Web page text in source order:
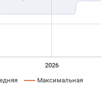
2026
Максимальная